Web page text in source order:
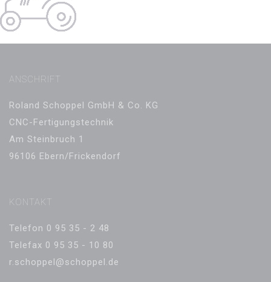
ANSCHRIFT
Roland Schoppel GmbH & Co. KG
CNC-Fertigungstechnik
Am Steinbruch 1
96106 Ebern/Frickendorf
KONTAKT
Telefon 0 95 35 - 2 48
Telefax 0 95 35 - 10 80
r.schoppel@schoppel.de